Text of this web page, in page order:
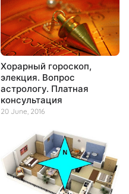
Хорарный гороскоп,
элекция. Вопрос
астрологу. Платная
консультация
20 June, 2016